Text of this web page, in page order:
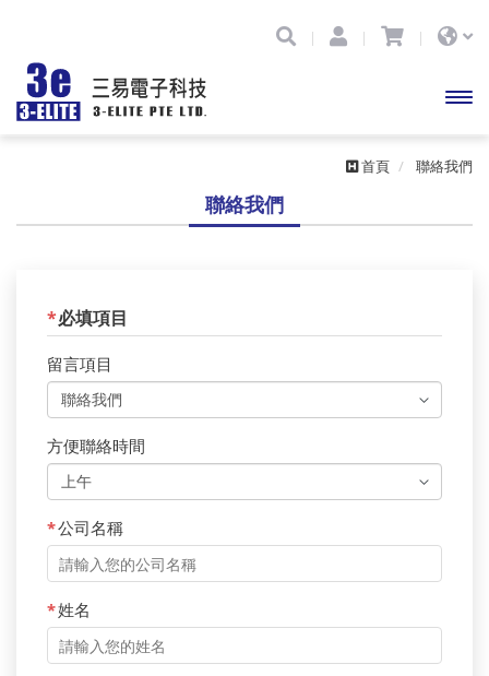
主選
單
首頁 聯絡我們
聯絡我們
*必填項目
留言項目
方便聯絡時間
*公司名稱
*姓名